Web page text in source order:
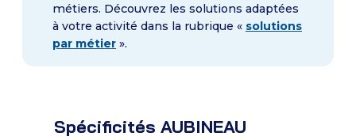
métiers. Découvrez les solutions adaptées
à votre activité dans la rubrique « solutions
par métier ».
Spécificités AUBINEAU